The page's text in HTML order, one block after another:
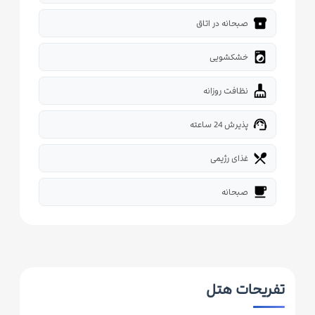
breakfast_dining صبحانه در اتاق
local_laundry_service خشکشویی
cleaning_services نظافت روزانه
support_agent پذیرش 24 ساعته
restaurant_menu غذای رژیمی
free_breakfast صبحانه
تفریحات هتل